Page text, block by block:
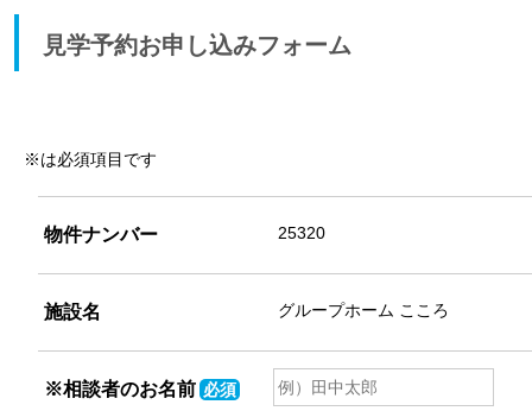
見学予約お申し込みフォーム
※は必須項目です
物件ナンバー
施設名
※相談者のお名前 必須